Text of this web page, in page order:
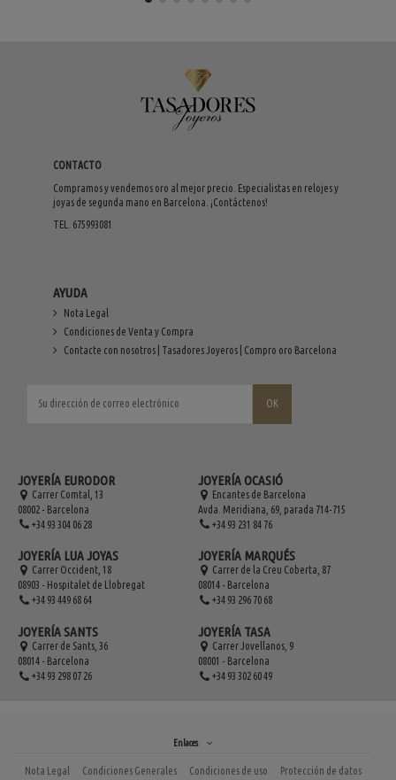
CONTACTO
Compramos y vendemos oro al mejor precio. Especialistas en relojes y
joyas de segunda mano en Barcelona. ¡Contáctenos!
TEL. 675993081
AYUDA
Nota Legal
Condiciones de Venta y Compra
Contacte con nosotros | Tasadores Joyeros | Compro oro Barcelona
JOYERÍA EURODOR
Carrer Comtal, 13
08002 - Barcelona
+34 93 304 06 28
JOYERÍA LUA JOYAS
Carrer Occident, 18
08903 - Hospitalet de Llobregat
+34 93 449 68 64
JOYERÍA SANTS
Carrer de Sants, 36
08014 - Barcelona
+34 93 298 07 26
JOYERÍA OCASIÓ
Encantes de Barcelona
Avda. Meridiana, 69, parada 714-715
+34 93 231 84 76
JOYERÍA MARQUÉS
Carrer de la Creu Coberta, 87
08014 - Barcelona
+34 93 296 70 68
JOYERÍA TASA
Carrer Jovellanos, 9
08001 - Barcelona
+34 93 302 60 49
Enlaces
Nota Legal Condiciones Generales Condiciones de uso Protección de datos